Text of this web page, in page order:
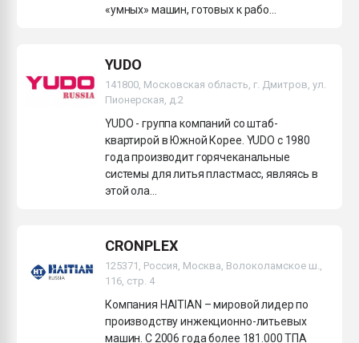
YUDO
141800, Московская область, г. Дмитров, ул.
Пионерская, д.2
YUDO - группа компаний со штаб-
квартирой в Южной Корее. YUDO c 1980
года производит горячеканальные
системы для литья пластмасс, являясь в
этой ола...
«умных» машин, готовых к рабо...
CRONPLEX
125371, Россия, Москва, Волоколамское ш.,
116, стр. 4
Компания HAITIAN – мировой лидер по
производству инжекционно-литьевых
машин. С 2006 года более 181.000 ТПА